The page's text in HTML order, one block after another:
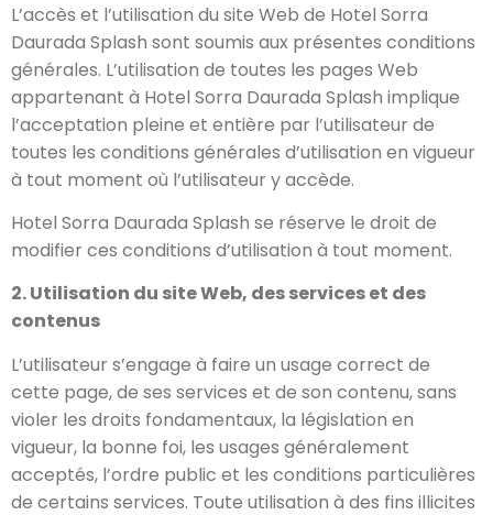
L’accès et l’utilisation du site Web de Hotel Sorra
Daurada Splash sont soumis aux présentes conditions
générales. L’utilisation de toutes les pages Web
appartenant à Hotel Sorra Daurada Splash implique
l’acceptation pleine et entière par l’utilisateur de
toutes les conditions générales d’utilisation en vigueur
à tout moment où l’utilisateur y accède.
Hotel Sorra Daurada Splash se réserve le droit de
modifier ces conditions d’utilisation à tout moment.
2. Utilisation du site Web, des services et des
contenus
L’utilisateur s’engage à faire un usage correct de
cette page, de ses services et de son contenu, sans
violer les droits fondamentaux, la législation en
vigueur, la bonne foi, les usages généralement
acceptés, l’ordre public et les conditions particulières
de certains services. Toute utilisation à des fins illicites